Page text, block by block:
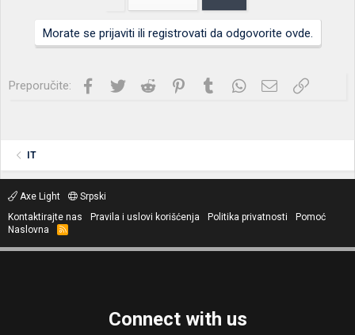
Morate se prijaviti ili registrovati da odgovorite ovde.
Preporučite: Facebook
Twitter Reddit PinterestTumblrWhatsApp
Imejl Link
IT
Axe Light
Srpski
Kontaktirajte nas
Pravila i uslovi korišćenja Politika privatnosti
Pomoć
Naslovna
R
S
Connect with us